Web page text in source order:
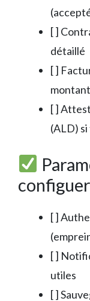
[ ]
détaillé
[ ]
[ ]
(ALD)
configuer
[ ]
[ ]
utiles
[ ]